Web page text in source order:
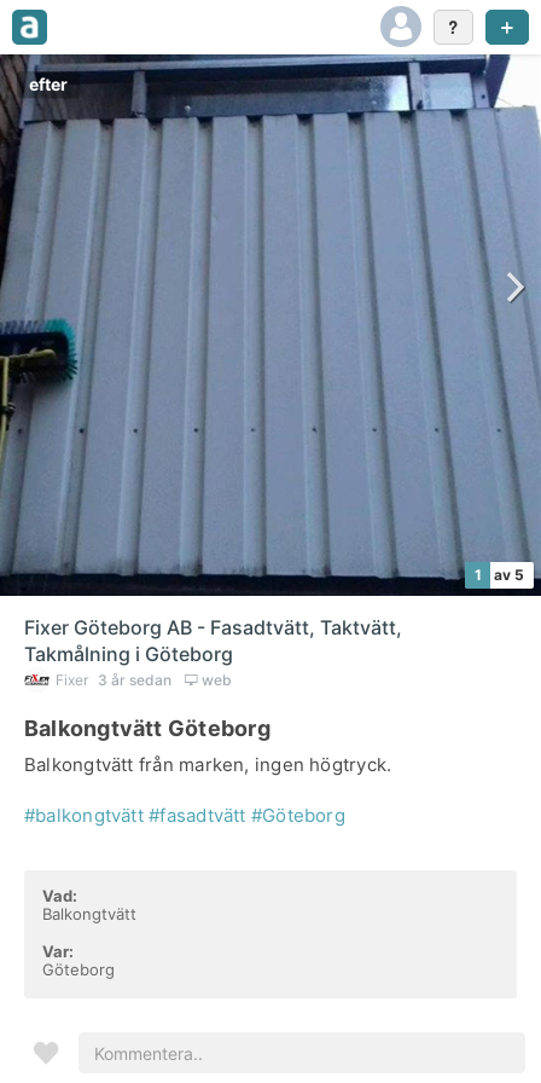
efter
1 av 5
Fixer Göteborg AB - Fasadtvätt, Taktvätt,
Takmålning i Göteborg
Fixer 3 år sedan web
Balkongtvätt Göteborg
Balkongtvätt från marken, ingen högtryck.
#balkongtvätt #fasadtvätt #Göteborg
Vad:
Balkongtvätt
Var:
Göteborg